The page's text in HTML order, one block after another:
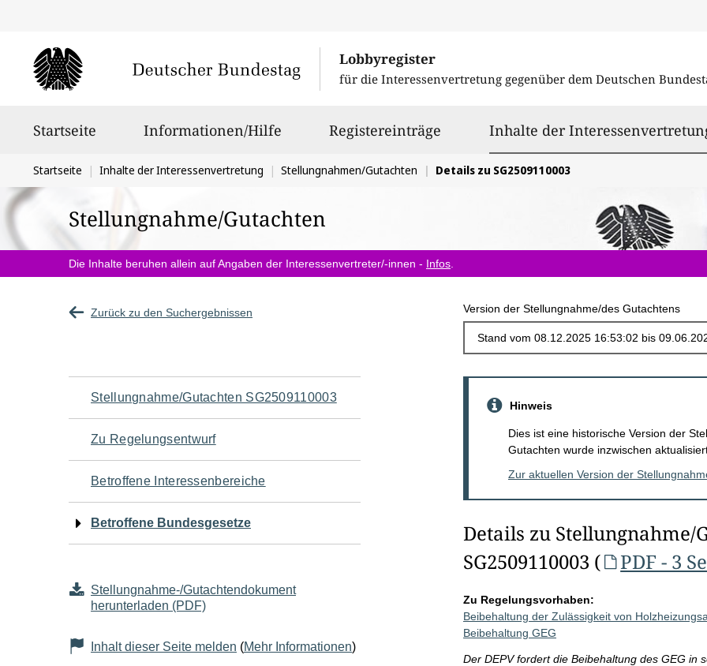
Lobbyregister
für die Interessenvertretung gegenüber dem Deutschen
Startseite Informationen/Hilfe Registereinträge Inhalte der
Sie
befinden
sich
hier:
Startseite Inhalte der Interessenvertretung Stellungnahmen/Gutachten Details zu SG2509110003
Stellungnahme/Gutachten
Die Inhalte beruhen allein auf Angaben der Interessenvertreter/-innen - Infos
Zurück zu den Suchergebnissen Version der Stellungnahme/des Gutachtens
Navigation
für
den
Seiteninhalt
Stellungnahme/Gutachten SG2509110003
Zu Regelungsentwurf
Betroffene Interessenbereiche
Betroffene Bundesgesetze
Stellungnahme-/Gutachtendokument
herunterladen (PDF)
Inhalt dieser Seite melden (Mehr Informationen)
Hinweis
Dies ist eine historische Version der
Gutachten wurde inzwischen
Zur aktuellen Version der
Details zu Stellungnahme/
SG2509110003 (
PDF - 3
Zu Regelungsvorhaben:
Beibehaltung der Zulässigkeit von
Beibehaltung GEG
Der DEPV fordert die Beibehaltung des GEG in